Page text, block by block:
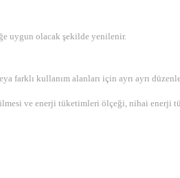
uygun olacak şekilde yenilenir.
farklı kullanım alanları için ayrı ayrı
ve enerji tüketimleri ölçeği, nihai enerji